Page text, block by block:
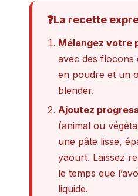
❓La recette
Mélangez votre
avec des flocons
en poudre et un
blender.
Ajoutez
(animal ou
une pâte lisse,
yaourt. Laissez
le temps que
liquide.